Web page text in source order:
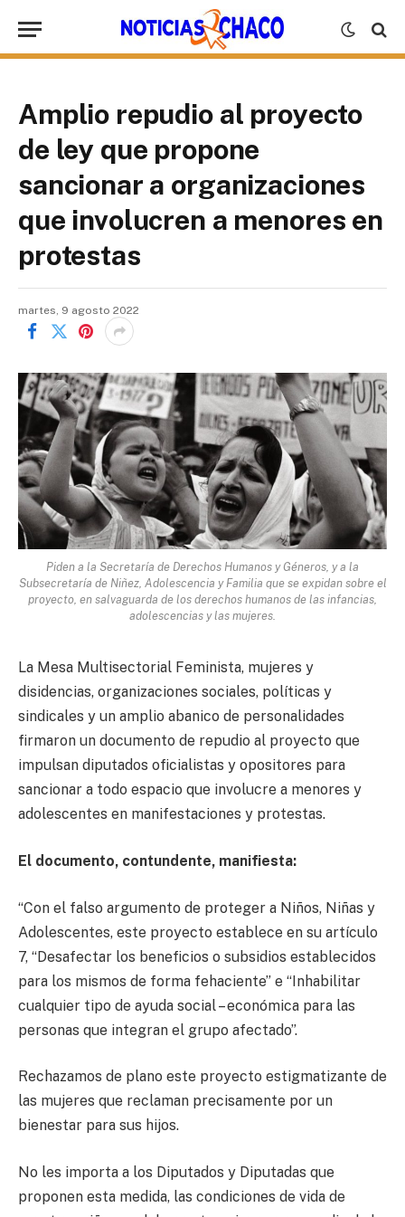
Amplio repudio al proyecto
de ley que propone
sancionar a organizaciones
que involucren a menores en
protestas
martes, 9 agosto 2022
Piden a la Secretaría de Derechos Humanos y Géneros, y a la
Subsecretaría de Niñez, Adolescencia y Familia que se expidan sobre el
proyecto, en salvaguarda de los derechos humanos de las infancias,
adolescencias y las mujeres.
La Mesa Multisectorial Feminista, mujeres y
disidencias, organizaciones sociales, políticas y
sindicales y un amplio abanico de personalidades
firmaron un documento de repudio al proyecto que
impulsan diputados oficialistas y opositores para
sancionar a todo espacio que involucre a menores y
adolescentes en manifestaciones y protestas.
El documento, contundente, manifiesta:
“Con el falso argumento de proteger a Niños, Niñas y
Adolescentes, este proyecto establece en su artículo
7, “Desafectar los beneficios o subsidios establecidos
para los mismos de forma fehaciente” e “Inhabilitar
cualquier tipo de ayuda social – económica para las
personas que integran el grupo afectado”.
Rechazamos de plano este proyecto estigmatizante de
las mujeres que reclaman precisamente por un
bienestar para sus hijos.
No les importa a los Diputados y Diputadas que
proponen esta medida, las condiciones de vida de